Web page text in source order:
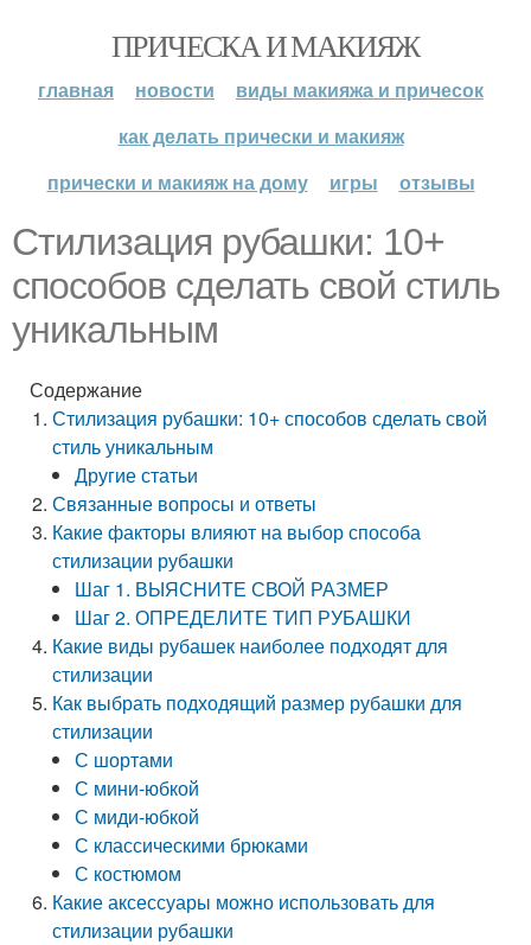
ПРИЧЕСКА И МАКИЯЖ
главная новости
виды макияжа и причесок
как делать прически и макияж
прически и макияж на дому
игры отзывы
Стилизация рубашки: 10+
способов сделать свой стиль
уникальным
Содержание
Стилизация рубашки: 10+ способов сделать свой
стиль уникальным
Другие статьи
Связанные вопросы и ответы
Какие факторы влияют на выбор способа
стилизации рубашки
Шаг 1. ВЫЯСНИТЕ СВОЙ РАЗМЕР
Шаг 2. ОПРЕДЕЛИТЕ ТИП РУБАШКИ
Какие виды рубашек наиболее подходят для
стилизации
Как выбрать подходящий размер рубашки для
стилизации
С шортами
С мини-юбкой
С миди-юбкой
С классическими брюками
С костюмом
Какие аксессуары можно использовать для
стилизации рубашки